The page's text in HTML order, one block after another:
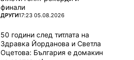
финали
ПОВЕЧЕ ОТ
ДРУГИ17:23 05.08.2026
50 години след титлата на
Здравка Йорданова и Светла
Оцетова: България е домакин